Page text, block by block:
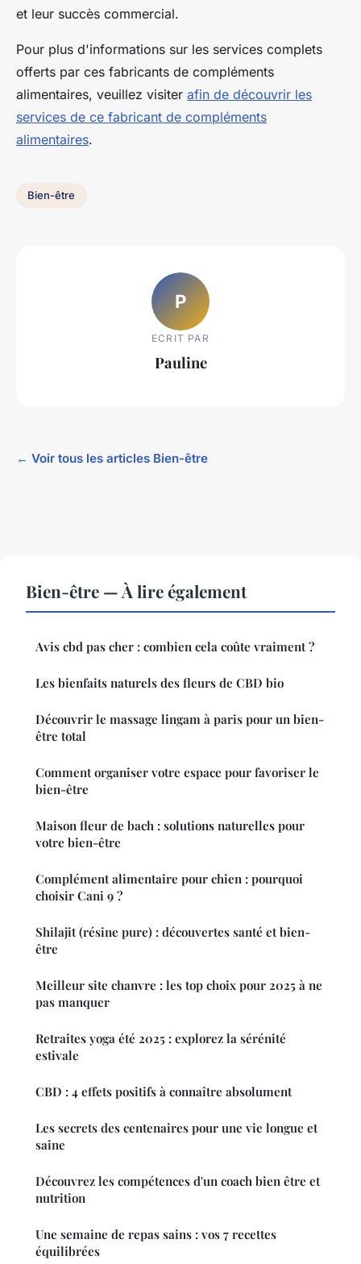
et leur succès commercial.
Pour plus d'informations sur les services complets
offerts par ces fabricants de compléments
alimentaires, veuillez visiter afin de découvrir les
services de ce fabricant de compléments
alimentaires.
Bien-être
P
ECRIT PAR
Pauline
← Voir tous les articles Bien-être
Bien-être — À lire également
Avis cbd pas cher : combien cela coûte vraiment ?
Les bienfaits naturels des fleurs de CBD bio
Découvrir le massage lingam à paris pour un bien-
être total
Comment organiser votre espace pour favoriser le
bien-être
Maison fleur de bach : solutions naturelles pour
votre bien-être
Complément alimentaire pour chien : pourquoi
choisir Cani 9 ?
Shilajit (résine pure) : découvertes santé et bien-
être
Meilleur site chanvre : les top choix pour 2025 à ne
pas manquer
Retraites yoga été 2025 : explorez la sérénité
estivale
CBD : 4 effets positifs à connaître absolument
Les secrets des centenaires pour une vie longue et
saine
Découvrez les compétences d'un coach bien être et
nutrition
Une semaine de repas sains : vos 7 recettes
équilibrées